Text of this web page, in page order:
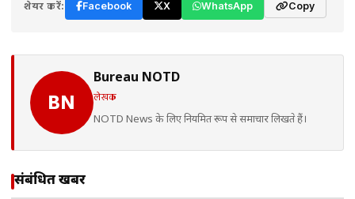
शेयर करें: Facebook X WhatsApp Copy
BN
Bureau NOTD
लेखक
NOTD News के लिए नियमित रूप से समाचार लिखते हैं।
संबंधित खबरें